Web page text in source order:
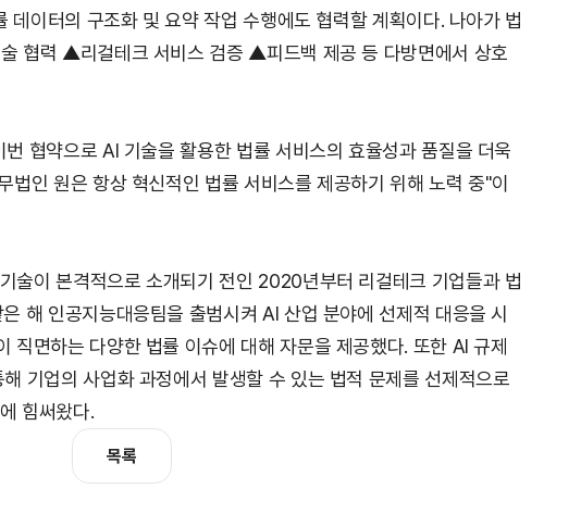
데이터의 구조화 및 요약 작업 수행에도 협력할 계획이다. 나아가 법
협력 ▲리걸테크 서비스 검증 ▲피드백 제공 등 다방면에서 상호
협약으로 AI 기술을 활용한 법률 서비스의 효율성과 품질을 더욱
인 원은 항상 혁신적인 법률 서비스를 제공하기 위해 노력 중"이
술이 본격적으로 소개되기 전인 2020년부터 리걸테크 기업들과 법
해 인공지능대응팀을 출범시켜 AI 산업 분야에 선제적 대응을 시
직면하는 다양한 법률 이슈에 대해 자문을 제공했다. 또한 AI 규제
기업의 사업화 과정에서 발생할 수 있는 법적 문제를 선제적으로
힘써왔다.
목록